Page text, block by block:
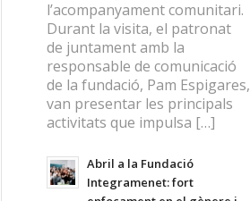
l’acompanyament comunitari.
Durant la visita, el patronat
de juntament amb la
responsable de comunicació
de la fundació, Pam Espigares,
van presentar les principals
activitats que impulsa […]
Abril a la Fundació
Integramenet: fort